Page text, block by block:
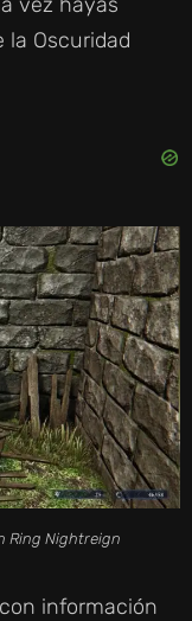
la Oscuridad
Ring Nightreign
información